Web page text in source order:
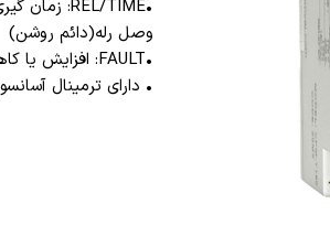
•REL/TIME: زمان گیری چشمک زن
وصل رله(دائم روشن)
•FAULT: افزایش یا کاهش ولتاژ
• دارای ترمینال